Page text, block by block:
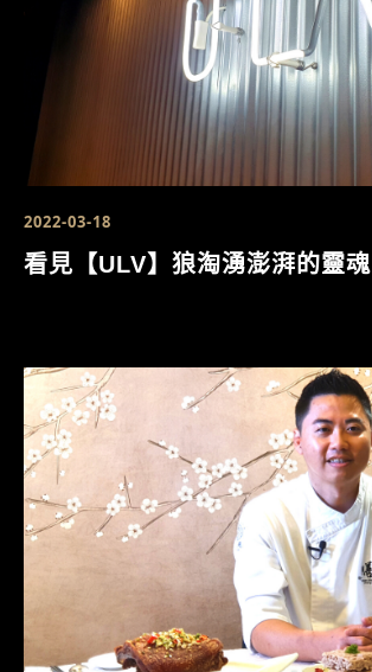
2022-03-18
看見【ULV】狼淘湧澎湃的靈魂